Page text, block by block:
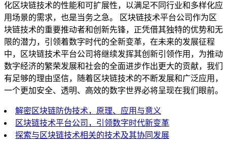
化区块链技术的性能和可扩展性，以满足不同行业和多样化应
用场景的需求，也是当务之急。 区块链技术平台公司作为区
块链技术的重要推动者和创新先锋，正凭借其独特的优势和无
限的潜力，引领着数字时代的全新变革，在未来的发展征程
中，区块链技术平台公司将继续发挥其创新引领作用，为推动
数字经济的繁荣发展和社会的全面进步作出更大的贡献，我们
有足够的理由坚信，随着区块链技术的不断发展和广泛应用，
一个更加安全、透明、高效的数字世界必将呈现在我们眼前。
解密区块链防伪技术，原理、应用与意义
区块链技术平台公司，引领数字时代新变革
探索与区块链技术相关的技术及其协同发展